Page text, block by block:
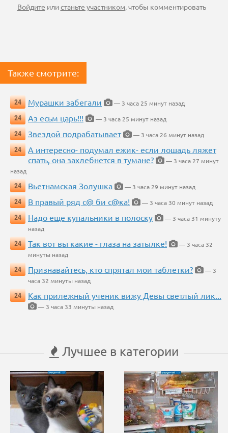
Войдите илистаньте участником, чтобы комментировать
Также смотрите:
24 Мурашки забегали
— 3 часа 25 минут назад
24
Аз есьм царь!!!
— 3 часа 25 минут назад
24
Звездой подрабатывает
— 3 часа 26 минут назад
24
А интересно- подумал ежик- если лошадь ляжет
спать, она захлебнется в тумане?
— 3 часа 27 минут
назад
24
Вьетнамская Золушка
— 3 часа 29 минут назад
24
В правый ряд с@ би с@ка!
— 3 часа 30 минут назад
24
Надо еще купальники в полоску
— 3 часа 31 минуту
назад
24
Так вот вы какие - глаза на затылке!
— 3 часа 32
минуты назад
24
Признавайтесь, кто спрятал мои таблетки?
— 3
часа 32 минуты назад
24
Как прилежный ученик вижу Девы светлый лик...
— 3 часа 33 минуты назад
Лучшее в категории